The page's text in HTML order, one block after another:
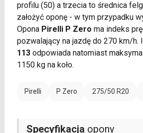
profilu (50) a trzecia to średnica
założyć oponę - w tym przypadku
Opona Pirelli P Zero ma indeks
pozwalający na jazdę do 270 km/h.
113odpowiada natomiast
1150 kg na koło.
Pirelli P Zero 275/50 R20
Specyfikacja opony